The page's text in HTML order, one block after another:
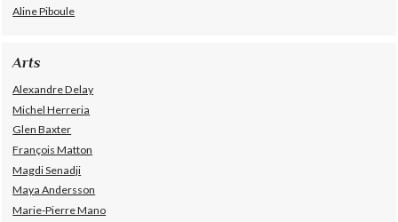
Aline Piboule
Arts
Alexandre Delay
Michel Herreria
Glen Baxter
François Matton
Magdi Senadji
Maya Andersson
Marie-Pierre Mano